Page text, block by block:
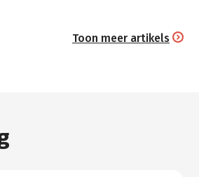
Toon meer artikels